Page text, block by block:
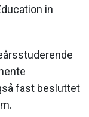
in
fast besluttet